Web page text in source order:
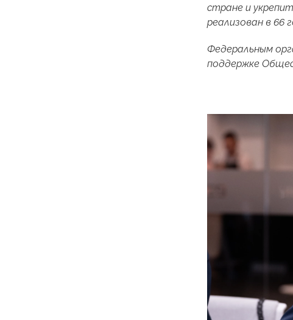
стране и
реализован в 66
Федеральным
поддержке